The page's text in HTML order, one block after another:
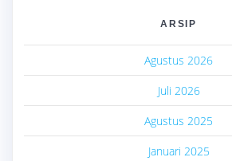
ARSIP
Agustus 2026
Juli 2026
Agustus 2025
Januari 2025